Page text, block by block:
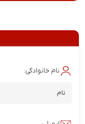
نام خانوادگی: